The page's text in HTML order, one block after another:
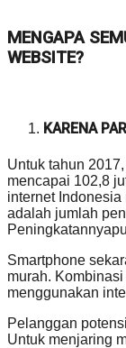
MENGAPA
WEBSITE?
KARENA
Untuk tahun
mencapai 102,8
internet
adalah jumlah
Smartphone
murah.
menggunakan
Pelanggan
Untuk menjaring